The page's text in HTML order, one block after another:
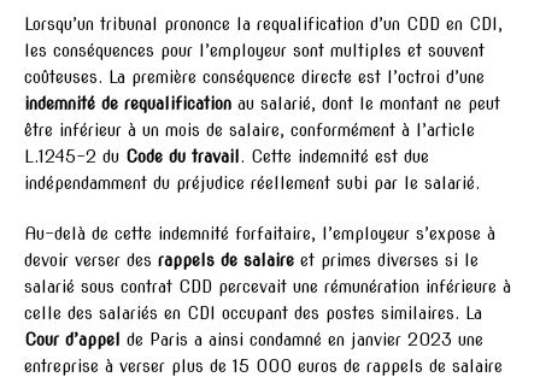
Lorsqu’un tribunal prononce la requalification d’un CDD en CDI,
les conséquences pour l’employeur sont multiples et souvent
coûteuses. La première conséquence directe est l’octroi d’une
indemnité de requalification au salarié, dont le montant ne peut
être inférieur à un mois de salaire, conformément à l’article
L.1245-2 du Code du travail . Cette indemnité est due
indépendamment du préjudice réellement subi par le salarié.
Au-delà de cette indemnité forfaitaire, l’employeur s’expose à
devoir verser des rappels de salaire et primes diverses si le
salarié sous contrat CDD percevait une rémunération inférieure à
celle des salariés en CDI occupant des postes similaires. La
Cour d’appel
de Paris a ainsi condamné en janvier 2023 une
entreprise à verser plus de 15 000 euros de rappels de salaire